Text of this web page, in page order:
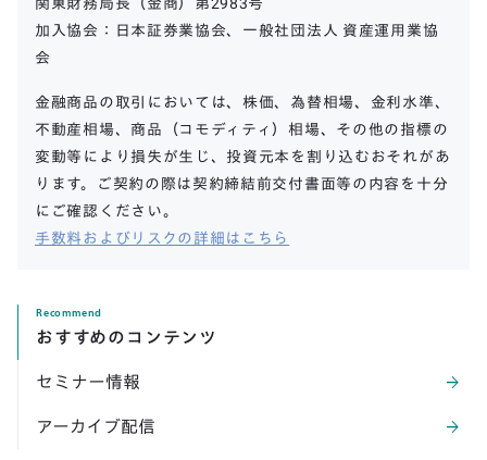
加入協会：日本証券業協会、一般社団法人 資産運用業協
会
金融商品の取引においては、株価、為替相場、金利水準、
不動産相場、商品（コモディティ）相場、その他の指標の
変動等により損失が生じ、投資元本を割り込むおそれがあ
ります。ご契約の際は契約締結前交付書面等の内容を十分
にご確認ください。
手数料およびリスクの詳細はこちら
Recommend
おすすめのコンテンツ
セミナー情報 arrow_forward
アーカイブ配信 arrow_forward